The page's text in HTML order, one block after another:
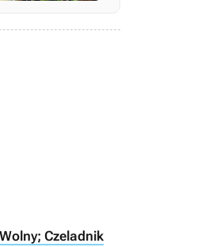
Czeladnik